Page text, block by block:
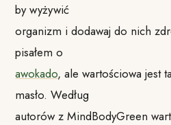
by wyżywić
organizm i dodawaj do nich
pisałem o
awokado, ale wartościowa jest
masło. Według
autorów z MindBodyGreen